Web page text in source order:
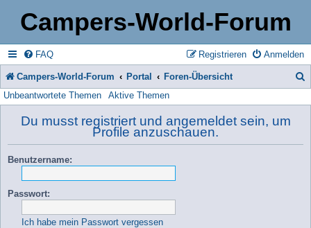
Campers-World-Forum
FAQ Anmelden
Registrieren
Campers-World-Forum Portal Foren-Übersicht
Unbeantwortete Themen Aktive Themen
Du musst registriert und angemeldet sein, um
Profile anzuschauen.
Benutzername:
Passwort:
Ich habe mein Passwort vergessen